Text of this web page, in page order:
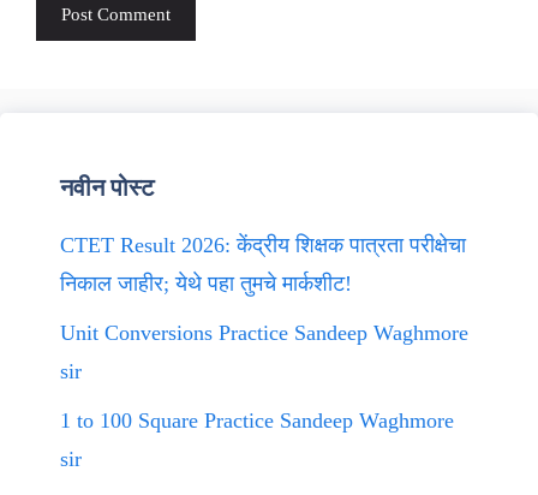
नवीन पोस्ट
CTET Result 2026: केंद्रीय शिक्षक पात्रता परीक्षेचा
निकाल जाहीर; येथे पहा तुमचे मार्कशीट!
Unit Conversions Practice Sandeep Waghmore
sir
1 to 100 Square Practice Sandeep Waghmore
sir